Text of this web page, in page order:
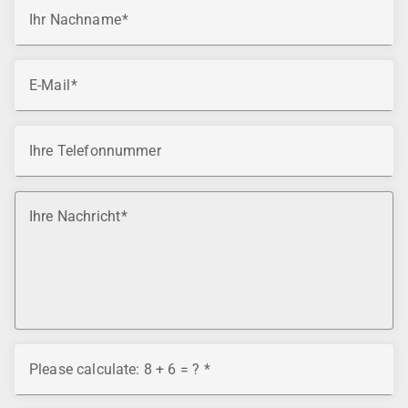
Ihr Nachname
E-Mail
Ihre Telefonnummer
Ihre Nachricht
Please calculate: 8 + 6 = ?